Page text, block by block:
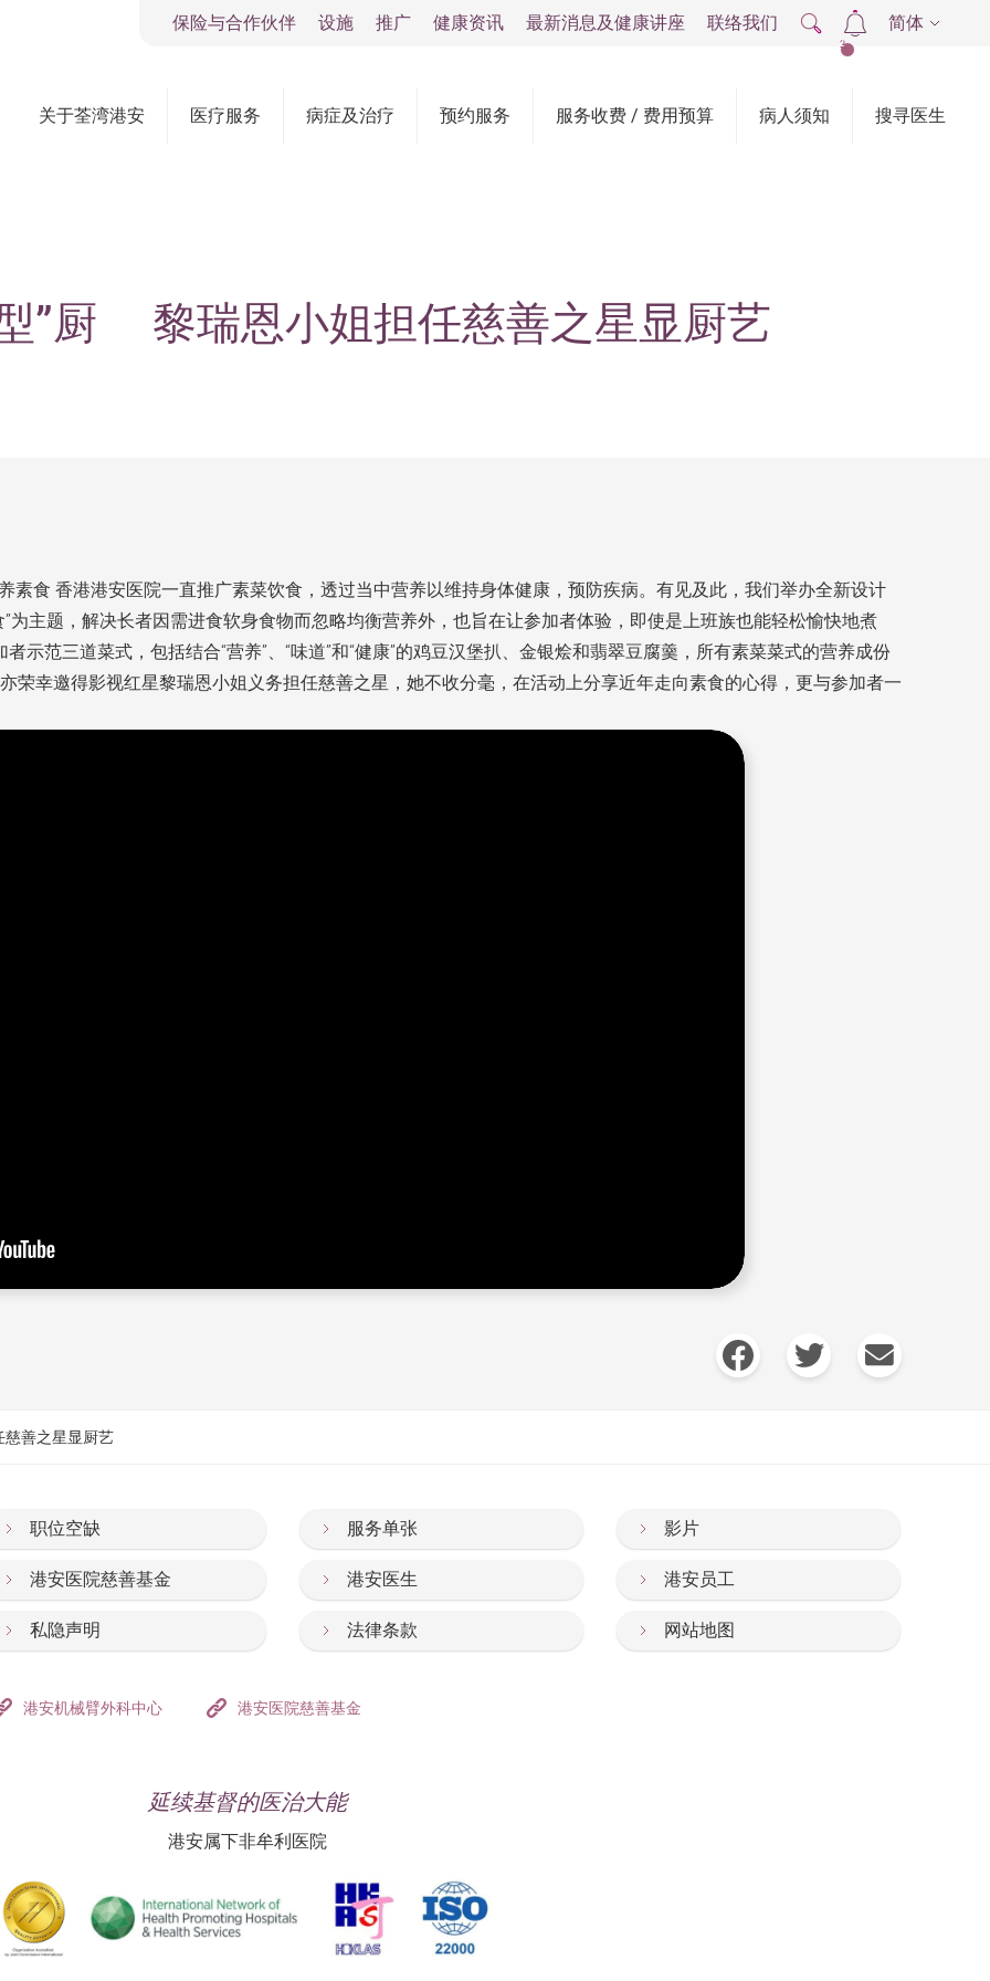
关于荃湾港安 医疗服务 病症及治疗 预约服务 服务收费 / 费用预算 病人须知 搜寻医生
保险与合作伙伴 设施 推广 健康资讯 最新消息及健康讲座 联络我们
2
简体
型”厨 黎瑞恩小姐担任慈善之星显厨艺
素食 香港港安医院一直推广素菜饮食，透过当中营养以维持身体健康，预防疾病。有见及此，我们举办全新设计
”为主题，解决长者因需进食软身食物而忽略均衡营养外，也旨在让参加者体验，即使是上班族也能轻松愉快地煮
示范三道菜式，包括结合“营养”、“味道”和“健康”的鸡豆汉堡扒、金银烩和翡翠豆腐羹，所有素菜菜式的营养成份
荣幸邀得影视红星黎瑞恩小姐义务担任慈善之星，她不收分毫，在活动上分享近年走向素食的心得，更与参加者一
慈善之星显厨艺
职位空缺 服务单张 影片
港安医院慈善基金 港安医生 港安员工
私隐声明 法律条款 网站地图
港安机械臂外科中心 港安医院慈善基金
延续基督的医治大能
港安属下非牟利医院